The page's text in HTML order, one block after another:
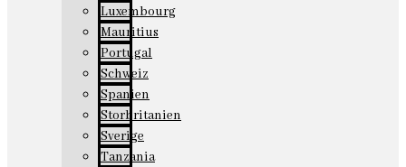
Luxembourg
Mauritius
Portugal
Schweiz
Spanien
Storbritanien
Sverige
Tanzania